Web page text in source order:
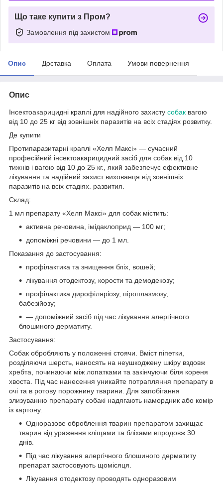
Що таке купити з Пром?
Замовлення під захистом
Опис Доставка Оплата Умови повернення
Опис
Інсектоакарицидні краплі для надійного захисту собак вагою
від 10 до 25 кг від зовнішніх паразитів на всіх стадіях розвитку.
Де купити
Протипаразитарні краплі «Хелп Максі» — сучасний
професійний інсектоакарицидний засіб для собак від 10
тижнів і вагою від 10 до 25 кг., який забезпечує ефективне
лікування та надійний захист вихованця від зовнішніх
паразитів на всіх стадіях. развития.
Склад:
1 мл препарату «Хелп Максі» для собак містить:
активна речовина, імідаклоприд — 100 мг;
допоміжні речовини — до 1 мл.
Показання до застосування:
профілактика та знищення бліх, вошей;
лікування отодектозу, корости та демодекозу;
профілактика дирофіляріозу, піроплазмозу,
бабезійозу;
— допоміжний засіб під час лікування алергічного
блошиного дерматиту.
Застосування:
Собак обробляють у положенні стоячи. Вміст піпетки,
розділяючи шерсть, наносять на неушкоджену шкіру вздовж
хребта, починаючи між лопатками та закінчуючи біля кореня
хвоста. Під час нанесення уникайте потрапляння препарату в
очі та в ротову порожнину тварини. Для запобігання
злизуванню препарату собакі надягають намордник або комір
із картону.
Одноразове оброблення тварин препаратом захищає
тварин від ураження кліщами та бліхами впродовж 30
днів.
Під час лікування алергічного блошиного дерматиту
препарат застосовують щомісяця.
Лікування отодектозу проводять одноразовим